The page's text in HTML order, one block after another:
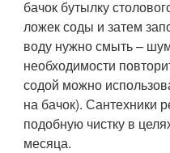
бачок бутылку
ложек соды и затем
воду нужно смыть –
необходимости
содой можно
на бачок). Сантехники
подобную чистку в
месяца.